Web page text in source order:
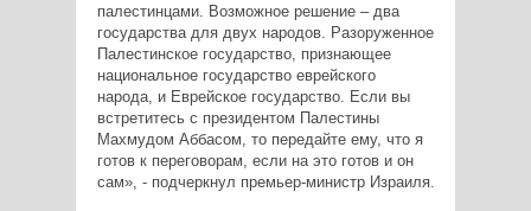
палестинцами. Возможное решение – два
государства для двух народов. Разоруженное
Палестинское государство, признающее
национальное государство еврейского
народа, и Еврейское государство. Если вы
встретитесь с президентом Палестины
Махмудом Аббасом, то передайте ему, что я
готов к переговорам, если на это готов и он
сам», - подчеркнул премьер-министр Израиля.